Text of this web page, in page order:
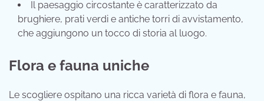
Il paesaggio circostante è caratterizzato da
brughiere, prati verdi e antiche torri di avvistamento,
che aggiungono un tocco di storia al luogo.
Flora e fauna uniche
Le scogliere ospitano una ricca varietà di flora e fauna,